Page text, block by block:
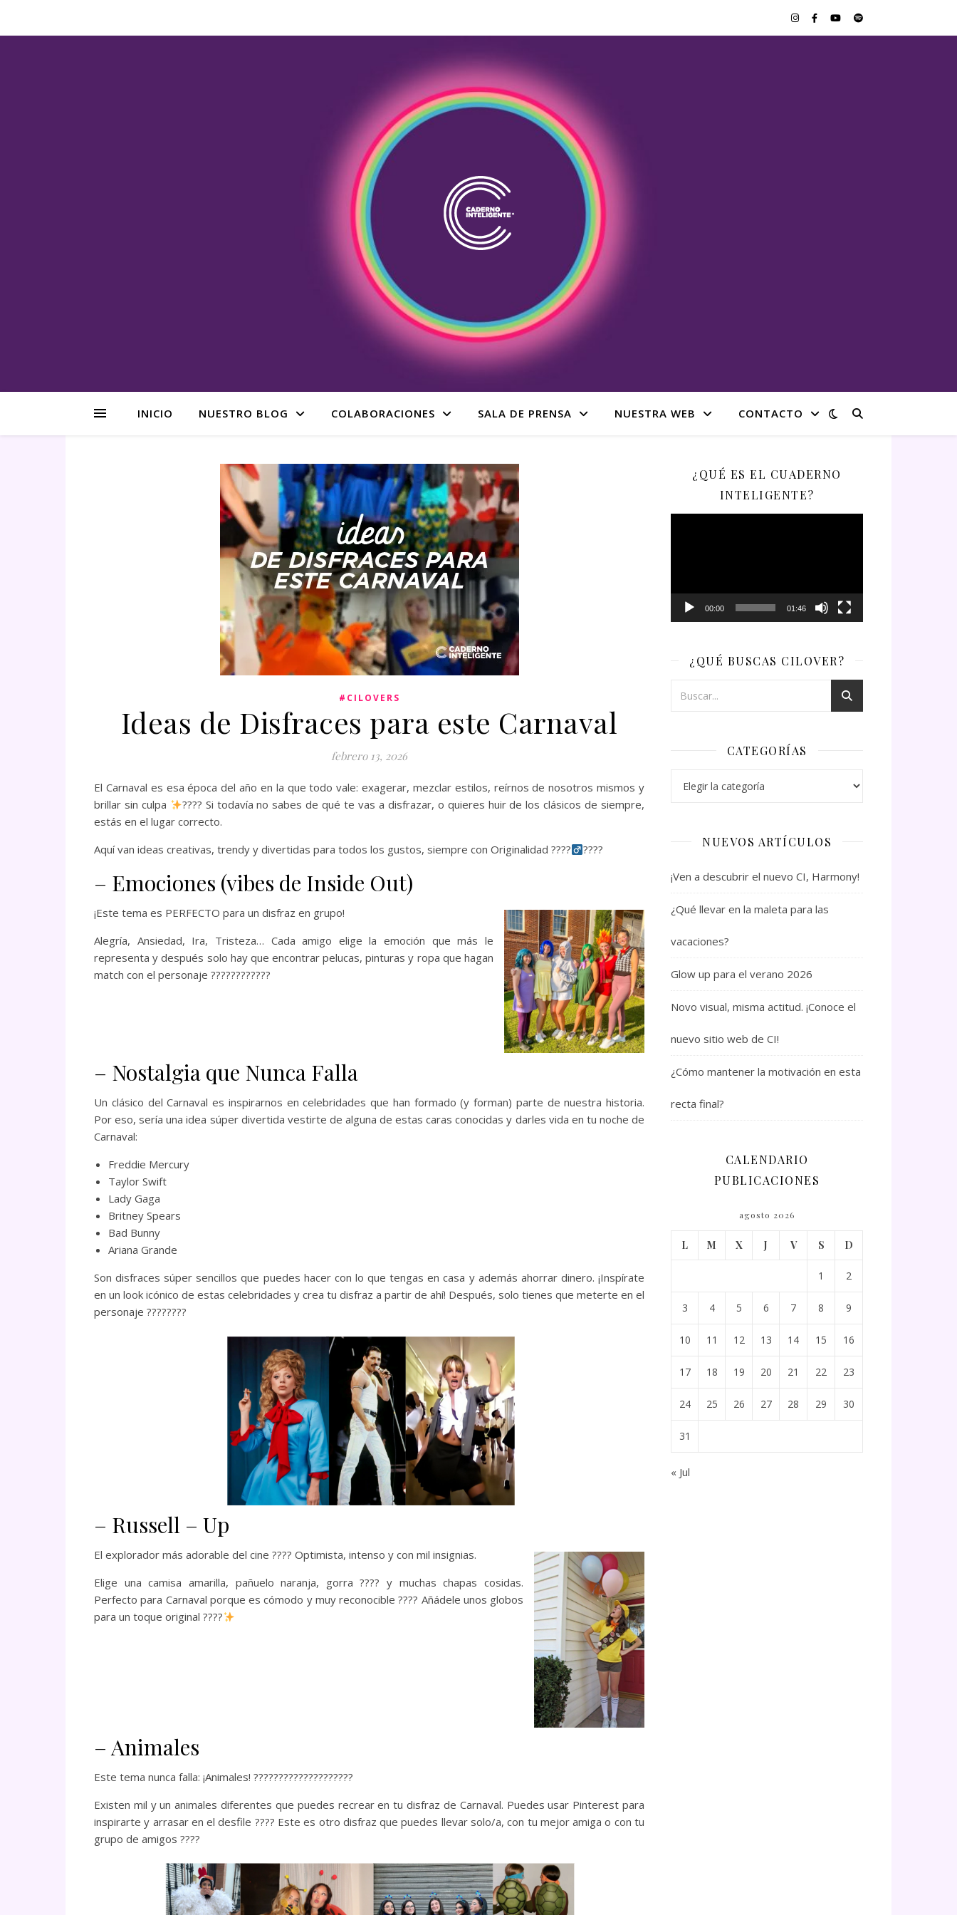
INICIO NUESTRO BLOG COLABORACIONES SALA DE PRENSA NUESTRA WEB CONTACTO
#CILOVERS
Ideas de Disfraces para este Carnaval
febrero 13, 2026
El Carnaval es esa época del año en la que todo vale: exagerar, mezclar estilos, reírnos de nosotros mismos y
brillar sin culpa
???? Si todavía no sabes de qué te vas a disfrazar, o quieres huir de los clásicos de siempre,
estás en el lugar correcto.
Aquí van ideas creativas, trendy y divertidas para todos los gustos, siempre con Originalidad ????‍
????
– Emociones (vibes de Inside Out)
¡Este tema es PERFECTO para un disfraz en grupo!
Alegría, Ansiedad, Ira, Tristeza… Cada amigo elige la emoción que más le
representa y después solo hay que encontrar pelucas, pinturas y ropa que hagan
match con el personaje ????????????
– Nostalgia que Nunca Falla
Un clásico del Carnaval es inspirarnos en celebridades que han formado (y forman) parte de nuestra historia.
Por eso, sería una idea súper divertida vestirte de alguna de estas caras conocidas y darles vida en tu noche de
Carnaval:
Freddie Mercury
Taylor Swift
Lady Gaga
Britney Spears
Bad Bunny
Ariana Grande
Son disfraces súper sencillos que puedes hacer con lo que tengas en casa y además ahorrar dinero. ¡Inspírate
en un look icónico de estas celebridades y crea tu disfraz a partir de ahí! Después, solo tienes que meterte en el
personaje ????️????
– Russell – Up
El explorador más adorable del cine ???? Optimista, intenso y con mil insignias.
Elige una camisa amarilla, pañuelo naranja, gorra ???? y muchas chapas cosidas.
Perfecto para Carnaval porque es cómodo y muy reconocible ???? Añádele unos globos
para un toque original ????
– Animales
Este tema nunca falla: ¡Animales! ????????????????????
Existen mil y un animales diferentes que puedes recrear en tu disfraz de Carnaval. Puedes usar Pinterest para
inspirarte y arrasar en el desfile ???? Este es otro disfraz que puedes llevar solo/a, con tu mejor amiga o con tu
grupo de amigos ????
¿QUÉ ES EL CUADERNO
INTELIGENTE?
00:00 01:46
¿QUÉ BUSCAS CILOVER?
CATEGORÍAS
NUEVOS ARTÍCULOS
¡Ven a descubrir el nuevo CI, Harmony!
¿Qué llevar en la maleta para las
vacaciones?
Glow up para el verano 2026
Novo visual, misma actitud. ¡Conoce el
nuevo sitio web de CI!
¿Cómo mantener la motivación en esta
recta final?
CALENDARIO
PUBLICACIONES
agosto 2026
L M X J V S D
1 2
3 4 5 6 7 8 9
10 11 12 13 14 15 16
17 18 19 20 21 22 23
24 25 26 27 28 29 30
31
« Jul